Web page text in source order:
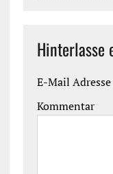
Hinterlasse
E-Mail
Kommentar